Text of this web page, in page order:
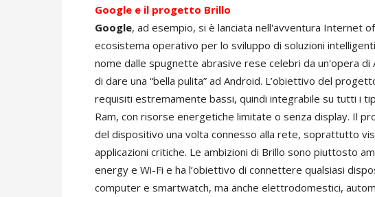
Google e il progetto Brillo
Google, ad esempio, si è lanciata nell'avventura Internet
ecosistema operativo per lo sviluppo di soluzioni
nome dalle spugnette abrasive rese celebri da un'opera di
di dare una “bella pulita” ad Android. L’obiettivo del
requisiti estremamente bassi, quindi integrabile su tutti i
Ram, con risorse energetiche limitate o senza display. Il
del dispositivo una volta connesso alla rete, soprattutto
applicazioni critiche. Le ambizioni di Brillo sono piuttosto
energy e Wi-Fi e ha l’obiettivo di connettere qualsiasi
computer e smartwatch, ma anche elettrodomestici,